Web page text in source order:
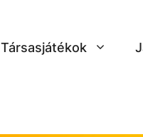
Társasjátékok